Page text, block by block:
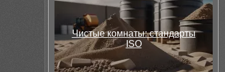
Чистые комнаты: стандарты
ISO